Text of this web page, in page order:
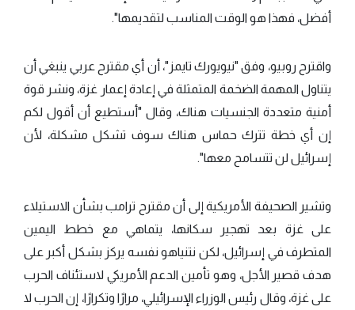
أفضل، فهذا هو الوقت المناسب لتقديمها".
واقترح روبيو، وفق "نيويورك تايمز"، أن أي مقترح عربي ينبغي أن
يتناول المهمة الضخمة المتمثلة في إعادة إعمار غزة، ونشر قوة
أمنية متعددة الجنسيات هناك، وقال "أستطيع أن أقول لكم
إن أي خطة تترك حماس هناك سوف تشكل مشكلة، لأن
إسرائيل لن تتسامح معها".
وتشير الصحيفة الأمريكية إلى أن مقترح ترامب بشأن الاستيلاء
على غزة بعد تهجير سكانها، يتماهي مع خطط اليمين
المتطرف في إسرائيل، لكن نتنياهو نفسه يركز بشكل أكبر على
هدف قصير الأجل، وهو تأمين الدعم الأمريكي لاستئناف الحرب
على غزة، وقال رئيس الوزراء الإسرائيلي، مرارًا وتكرارًا، إن الحرب لا